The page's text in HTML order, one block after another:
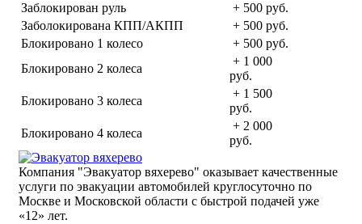
Заблокирован руль
+ 500 руб.
Заболокирована КПП/АКПП
+ 500 руб.
Блокировано 1 колесо
+ 500 руб.
Блокировано 2 колеса
+ 1 000
руб.
Блокировано 3 колеса
+ 1 500
руб.
Блокировано 4 колеса
+ 2 000
руб.
Компания "Эвакуатор вяхерево" оказывает качественные
услуги по эвакуации автомобилей круглосуточно по
Москве и Московской области с быстрой подачей уже
«12» лет.